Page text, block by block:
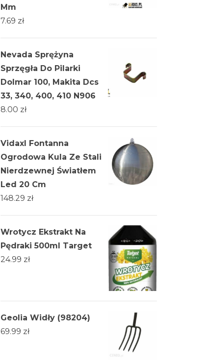
Mm
7.69 zł
Nevada Sprężyna
Sprzęgła Do Pilarki
Dolmar 100, Makita Dcs
33, 340, 400, 410 N906
8.00 zł
Vidaxl Fontanna
Ogrodowa Kula Ze Stali
Nierdzewnej Światłem
Led 20 Cm
148.29 zł
Wrotycz Ekstrakt Na
Pędraki 500ml Target
24.99 zł
Geolia Widły (98204)
69.99 zł